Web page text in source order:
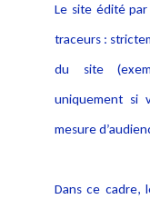
Alerte professionnelle
Déclaration
Notice Légale
Politique de
données
Le site édité
traceurs :
du site
uniquement si
mesure
Dans ce cadre,